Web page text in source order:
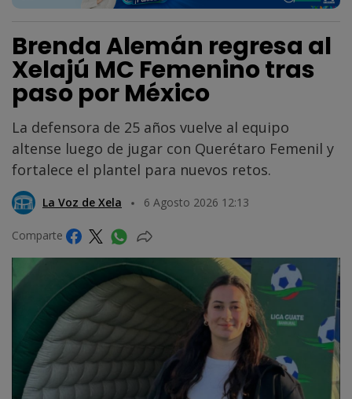
Brenda Alemán regresa al
Xelajú MC Femenino tras
paso por México
La defensora de 25 años vuelve al equipo
altense luego de jugar con Querétaro Femenil y
fortalece el plantel para nuevos retos.
La Voz de Xela 6 Agosto 2026 12:13
Comparte